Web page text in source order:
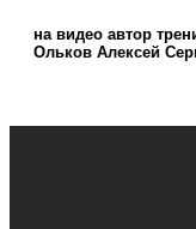
на видео автор
Ольков Алексей